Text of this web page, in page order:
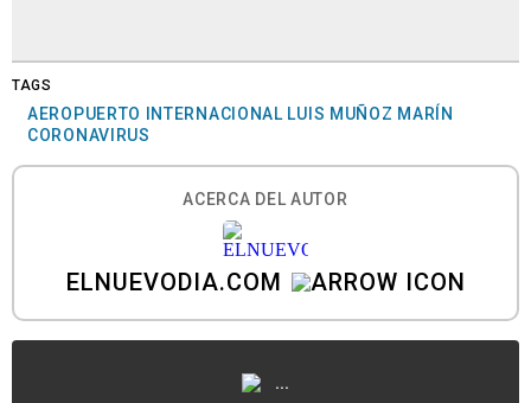
TAGS
AEROPUERTO INTERNACIONAL LUIS MUÑOZ MARÍN
CORONAVIRUS
ACERCA DEL AUTOR
ELNUEVODIA.COM
...